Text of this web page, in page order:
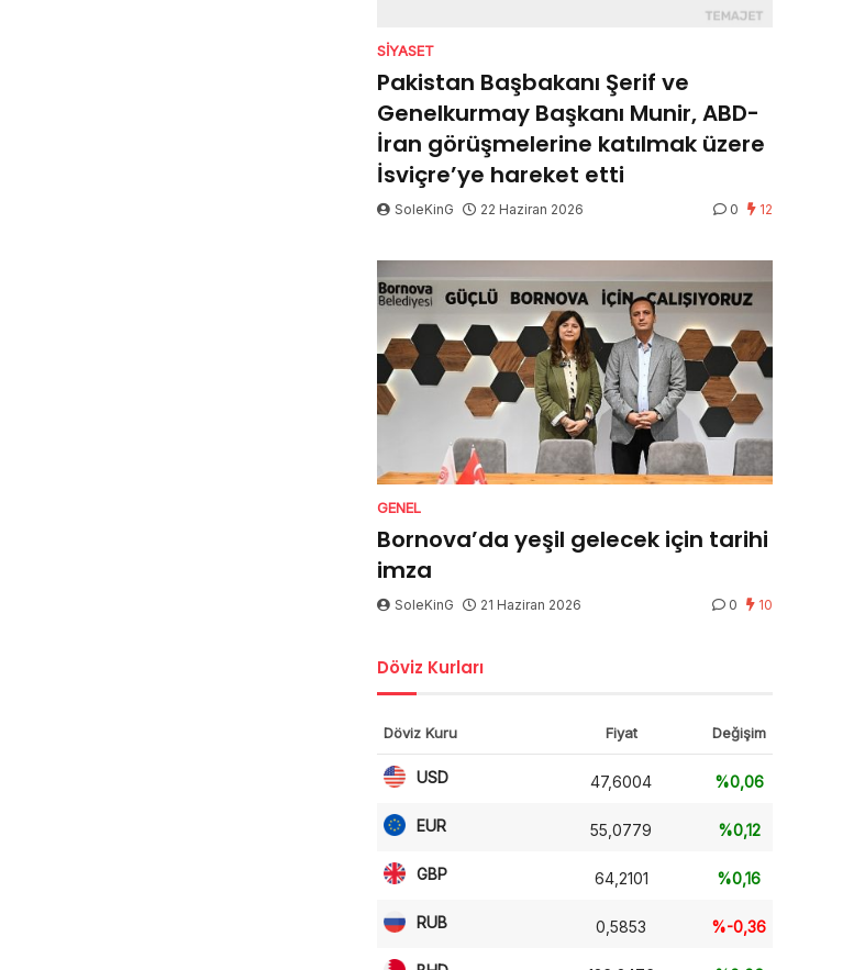
SIYASET
Pakistan Başbakanı Şerif ve
Genelkurmay Başkanı Munir, ABD-
İran görüşmelerine katılmak üzere
İsviçre’ye hareket etti
SoleKinG 22 Haziran 2026 0 12
GENEL
Bornova’da yeşil gelecek için tarihi
imza
SoleKinG 21 Haziran 2026 0 10
Döviz Kurları
Döviz Kuru Fiyat Değişim
USD 47,6004 %0,06
EUR 55,0779 %0,12
GBP 64,2101 %0,16
RUB 0,5853 %-0,36